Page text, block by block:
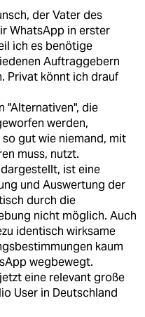
der Vater des
WhatsApp in erster
ich es benötige
Auftraggebern
Privat könnt ich drauf
"Alternativen", die
werden,
gut wie niemand, mit
muss, nutzt.
ist eine
und Auswertung der
durch die
nicht möglich. Auch
identisch wirksame
kaum
wegbewegt.
eine relevant große
User in Deutschland